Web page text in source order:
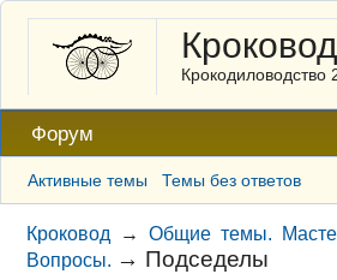
Кроковод
Крокодиловодство
Форум
Активные темы Темы без ответов
Кроковод →Общие темы.
Вопросы. → Подседелы